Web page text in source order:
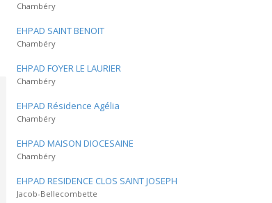
Chambéry
EHPAD SAINT BENOIT
Chambéry
EHPAD FOYER LE LAURIER
Chambéry
EHPAD Résidence Agélia
Chambéry
EHPAD MAISON DIOCESAINE
Chambéry
EHPAD RESIDENCE CLOS SAINT JOSEPH
Jacob-Bellecombette